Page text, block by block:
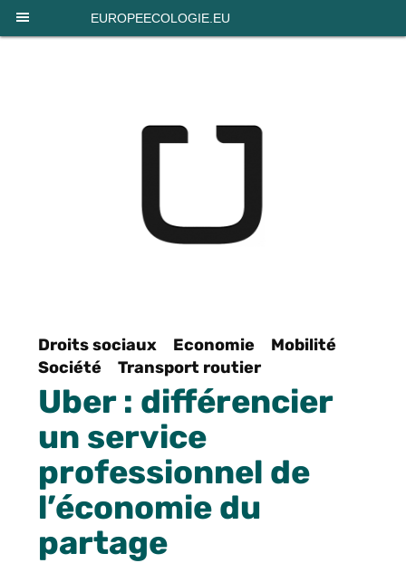
EUROPEECOLOGIE.EU
Droits sociaux Economie
Mobilité
Société
Transport routier
Uber : différencier
un service
professionnel de
l’économie du
partage